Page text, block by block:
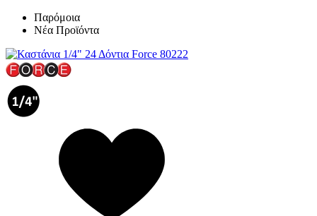
Παρόμοια
Νέα Προϊόντα